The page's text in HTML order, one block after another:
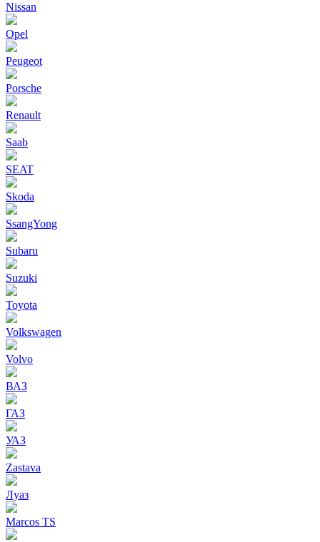
Nissan
Opel
Peugeot
Porsche
Renault
Saab
SEAT
Skoda
SsangYong
Subaru
Suzuki
Toyota
Volkswagen
Volvo
ВАЗ
ГАЗ
УАЗ
Zastava
Луаз
Marcos TS